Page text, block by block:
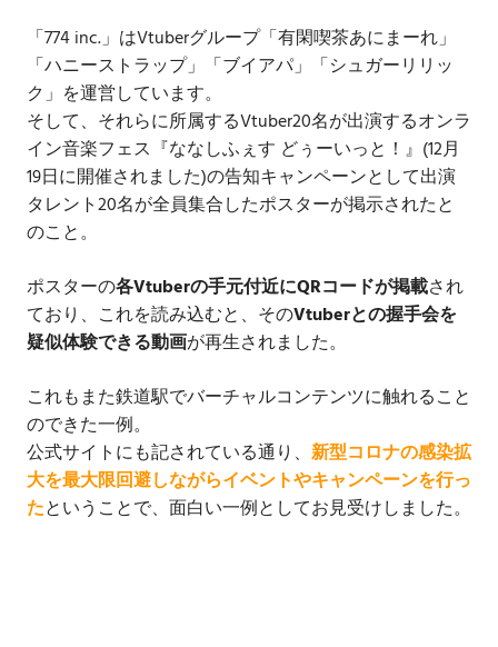
「774 inc.」はVtuberグループ「有閑喫茶あにまーれ」
「ハニーストラップ」「ブイアパ」「シュガーリリッ
ク」を運営しています。
そして、それらに所属するVtuber20名が出演するオンラ
イン音楽フェス『ななしふぇす どぅーいっと！』(12月
19日に開催されました)の告知キャンペーンとして出演
タレント20名が全員集合したポスターが掲示されたと
のこと。
ポスターの各Vtuberの手元付近にQRコードが掲載され
ており、これを読み込むと、そのVtuberとの握手会を
疑似体験できる動画が再生されました。
これもまた鉄道駅でバーチャルコンテンツに触れること
のできた一例。
公式サイトにも記されている通り、 新型コロナの感染拡
大を最大限回避しながらイベントやキャンペーンを行っ
たということで、面白い一例としてお見受けしました。